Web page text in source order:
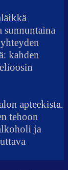
sunnuntaina
kahden
apteekista.
tehoon
ja